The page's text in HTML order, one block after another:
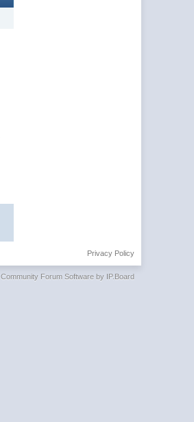
Privacy Policy
Community Forum Software by IP.Board